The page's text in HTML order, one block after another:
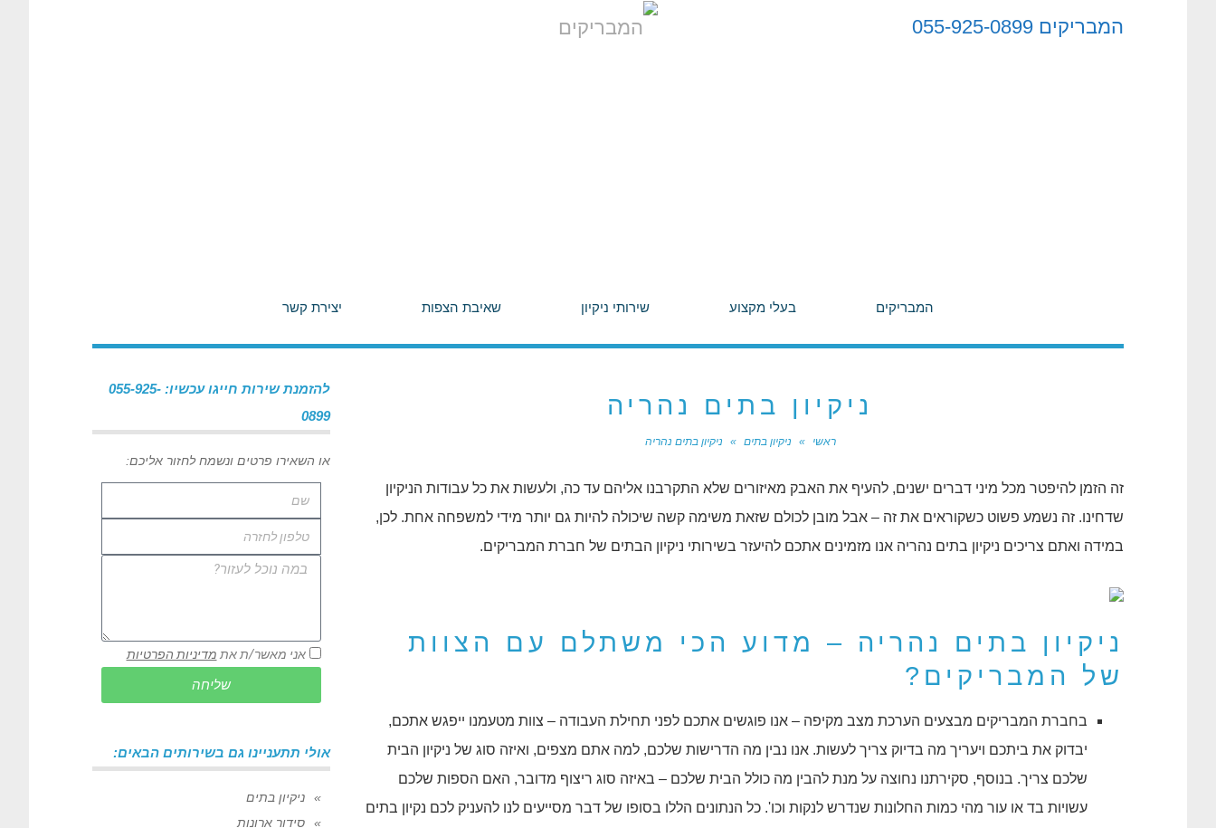
המבריקים 055-925-0899
המבריקים בעלי מקצוע שירותי ניקיון שאיבת הצפות יצירת קשר
ניקיון בתים נהריה
ראשי » ניקיון בתים » ניקיון בתים נהריה
זה הזמן להיפטר מכל מיני דברים ישנים, להעיף את האבק מאיזורים שלא התקרבנו אליהם עד כה, ולעשות את כל עבודות הניקיון
שדחינו. זה נשמע פשוט כשקוראים את זה – אבל מובן לכולם שזאת משימה קשה שיכולה להיות גם יותר מידי למשפחה אחת. לכן,
במידה ואתם צריכים ניקיון בתים נהריה אנו מזמינים אתכם להיעזר בשירותי ניקיון הבתים של חברת המבריקים.
ניקיון בתים נהריה – מדוע הכי משתלם עם הצוות
של המבריקים?
בחברת המבריקים מבצעים הערכת מצב מקיפה – אנו פוגשים אתכם לפני תחילת העבודה – צוות מטעמנו ייפגש אתכם,
יבדוק את ביתכם ויעריך מה בדיוק צריך לעשות. אנו נבין מה הדרישות שלכם, למה אתם מצפים, ואיזה סוג של ניקיון הבית
שלכם צריך. בנוסף, סקירתנו נחוצה על מנת להבין מה כולל הבית שלכם – באיזה סוג ריצוף מדובר, האם הספות שלכם
עשויות בד או עור מהי כמות החלונות שנדרש לנקות וכו'. כל הנתונים הללו בסופו של דבר מסייעים לנו להעניק לכם נקיון בתים
להזמנת שירות חייגו עכשיו: 055-925-
0899
או השאירו פרטים ונשמח לחזור אליכם:
אני מאשר/ת את מדיניות הפרטיות
שליחה
אולי תתעניינו גם בשירותים הבאים:
ניקיון בתים
סידור ארונות